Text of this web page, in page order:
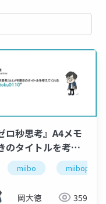
claudeprojects
ロ秒思考』A4メモ
のタイトルを考え
れる
「daitoku0110」
miibo
岡大徳 359